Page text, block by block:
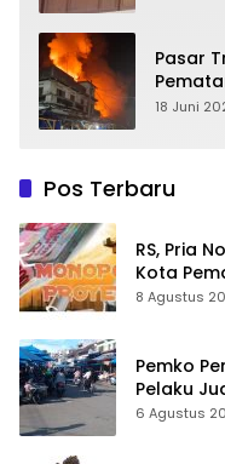
Pasar
18 Juni
Pos Terbaru
RS, Pria
Kota
Proyek ke
8 Agustus
Pemko
Pelaku
6 Agustus